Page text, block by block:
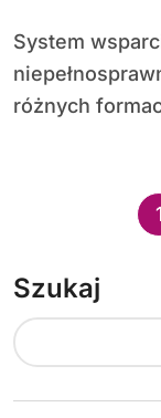
System wsparcia dla osób z
różnych
S
n
1
Szukaj